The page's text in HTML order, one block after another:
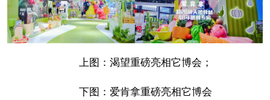
上图：渴望重磅亮相它博会；
下图：爱肯拿重磅亮相它博会